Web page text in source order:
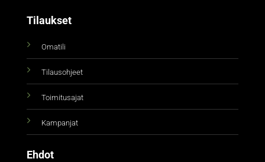
Tilaukset
Omatili
Tilausohjeet
Toimitusajat
Kampanjat
Ehdot